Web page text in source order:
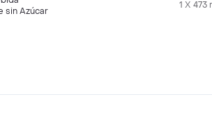
sin Azúcar
1 X 473